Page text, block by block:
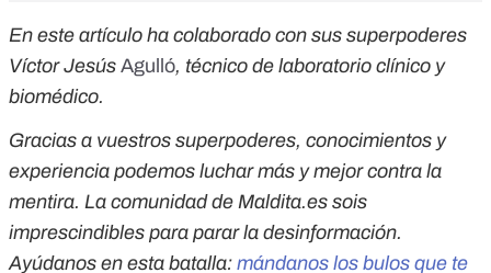
En este artículo ha colaborado con sus superpoderes
Víctor Jesús Agulló, técnico de laboratorio clínico y
biomédico.
Gracias a vuestros superpoderes, conocimientos y
experiencia podemos luchar más y mejor contra la
mentira. La comunidad de Maldita.es sois
imprescindibles para parar la desinformación.
Ayúdanos en esta batalla: mándanos los bulos que te